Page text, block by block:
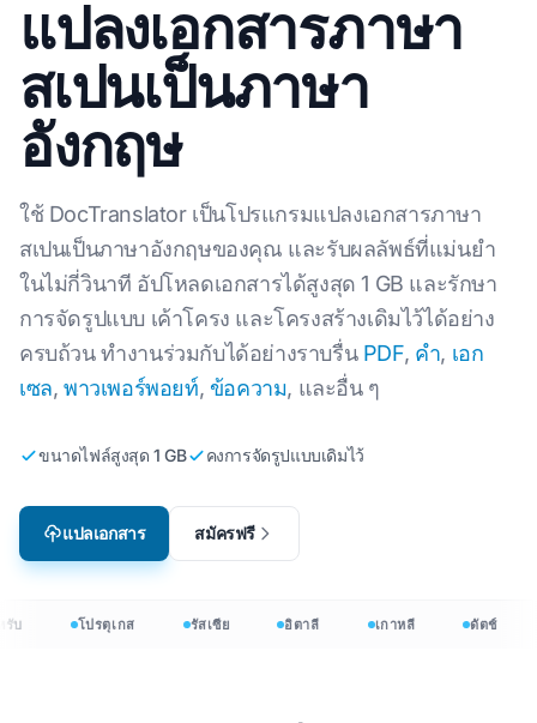
แปลงเอกสารภาษา
สเปนเป็นภาษา
อังกฤษ
ใช้ DocTranslator เป็นโปรแกรมแปลงเอกสารภาษา
สเปนเป็นภาษาอังกฤษของคุณ และรับผลลัพธ์ที่แม่นยำ
ในไม่กี่วินาที อัปโหลดเอกสารได้สูงสุด 1 GB และรักษา
การจัดรูปแบบ เค้าโครง และโครงสร้างเดิมไว้ได้อย่าง
ครบถ้วน ทำงานร่วมกับได้อย่างราบรื่น PDF, คำ, เอก
เซล,พาวเพอร์พอยท์, ข้อความ, และอื่น ๆ
ขนาดไฟล์สูงสุด 1 GB คงการจัดรูปแบบเดิมไว้
แปลเอกสาร สมัครฟรี
บ โปรตุเกส รัสเซีย อิตาลี เกาหลี ดัตช์